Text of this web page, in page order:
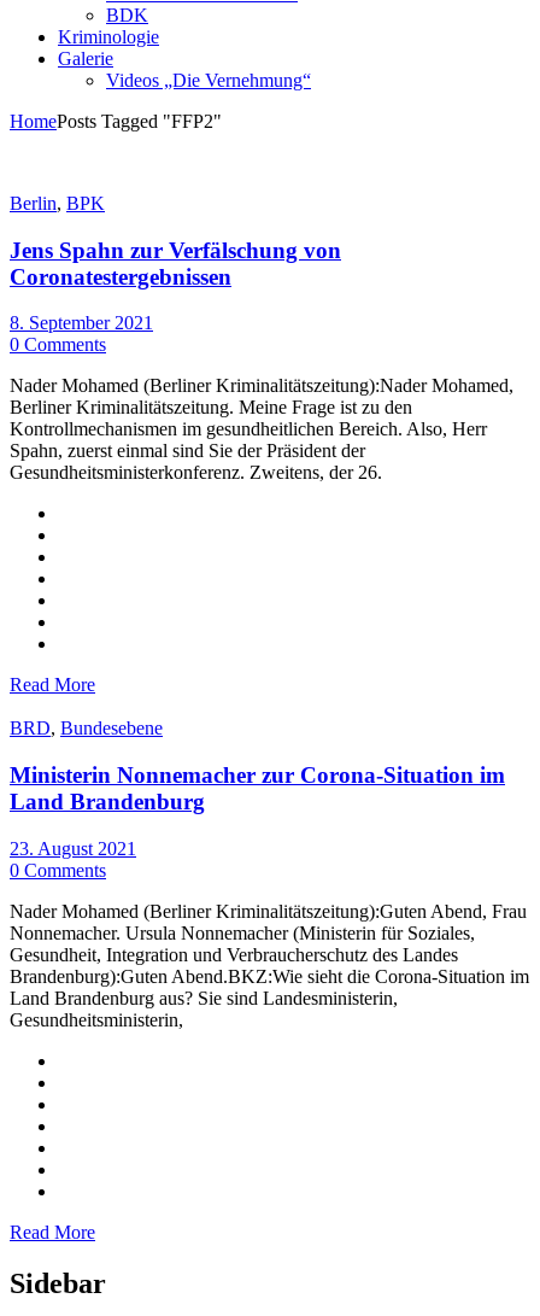
BDK
Kriminologie
Galerie
Videos „Die Vernehmung“
HomePosts Tagged "FFP2"
Berlin, BPK
Jens Spahn zur Verfälschung von
Coronatestergebnissen
8. September 2021
0 Comments
Nader Mohamed (Berliner Kriminalitätszeitung):Nader Mohamed,
Berliner Kriminalitätszeitung. Meine Frage ist zu den
Kontrollmechanismen im gesundheitlichen Bereich. Also, Herr
Spahn, zuerst einmal sind Sie der Präsident der
Gesundheitsministerkonferenz. Zweitens, der 26.
Read More
BRD, Bundesebene
Ministerin Nonnemacher zur Corona-Situation im
Land Brandenburg
23. August 2021
0 Comments
Nader Mohamed (Berliner Kriminalitätszeitung):Guten Abend, Frau
Nonnemacher. Ursula Nonnemacher (Ministerin für Soziales,
Gesundheit, Integration und Verbraucherschutz des Landes
Brandenburg):Guten Abend.BKZ:Wie sieht die Corona-Situation im
Land Brandenburg aus? Sie sind Landesministerin,
Gesundheitsministerin,
Read More
Sidebar